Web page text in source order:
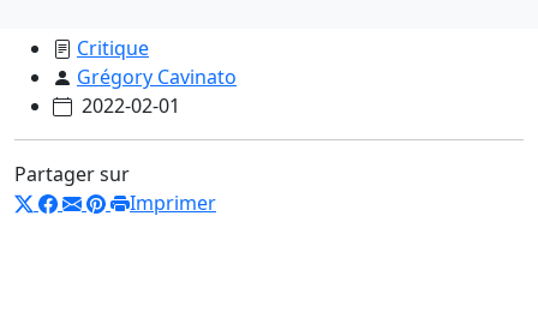
Critique
Grégory Cavinato
2022-02-01
Partager sur
Imprimer